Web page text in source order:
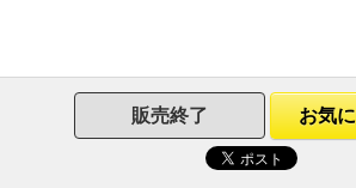
販売終了 お気